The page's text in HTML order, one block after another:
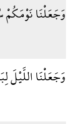
وَجَعَلْنَا نَوْمَكُمْ
وَجَعَلْنَا اللَّيْلَ